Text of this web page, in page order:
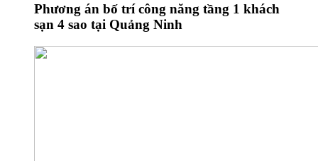
Phương án bố trí công năng tầng 1 khách
sạn 4 sao tại Quảng Ninh